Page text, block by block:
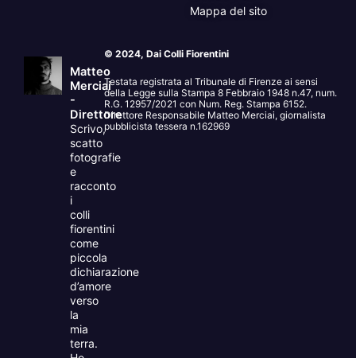
Mappa del sito
Matteo
Merciai
-
Direttore
Scrivo,
scatto
fotografie
e
racconto
i
colli
fiorentini
come
piccola
dichiarazione
d’amore
verso
la
mia
terra.
© 2024, Dai Colli Fiorentini
Testata registrata al Tribunale di Firenze ai sensi
della Legge sulla Stampa 8 Febbraio 1948 n.47, num.
R.G. 12957/2021 con Num. Reg. Stampa 6152.
Direttore Responsabile Matteo Merciai, giornalista
pubblicista tessera n.162969